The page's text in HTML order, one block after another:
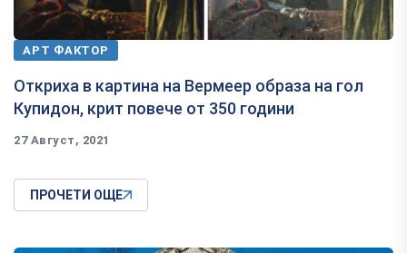
АРТ ФАКТОР
Откриха в картина на Вермеер образа на гол
Купидон, крит повече от 350 години
27 Август, 2021
ПРОЧЕТИ ОЩЕ